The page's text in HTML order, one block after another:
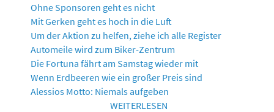
Ohne Sponsoren geht es nicht
Mit Gerken geht es hoch in die Luft
Um der Aktion zu helfen, ziehe ich alle Register
Automeile wird zum Biker-Zentrum
Die Fortuna fährt am Samstag wieder mit
Wenn Erdbeeren wie ein großer Preis sind
Alessios Motto: Niemals aufgeben
WEITERLESEN